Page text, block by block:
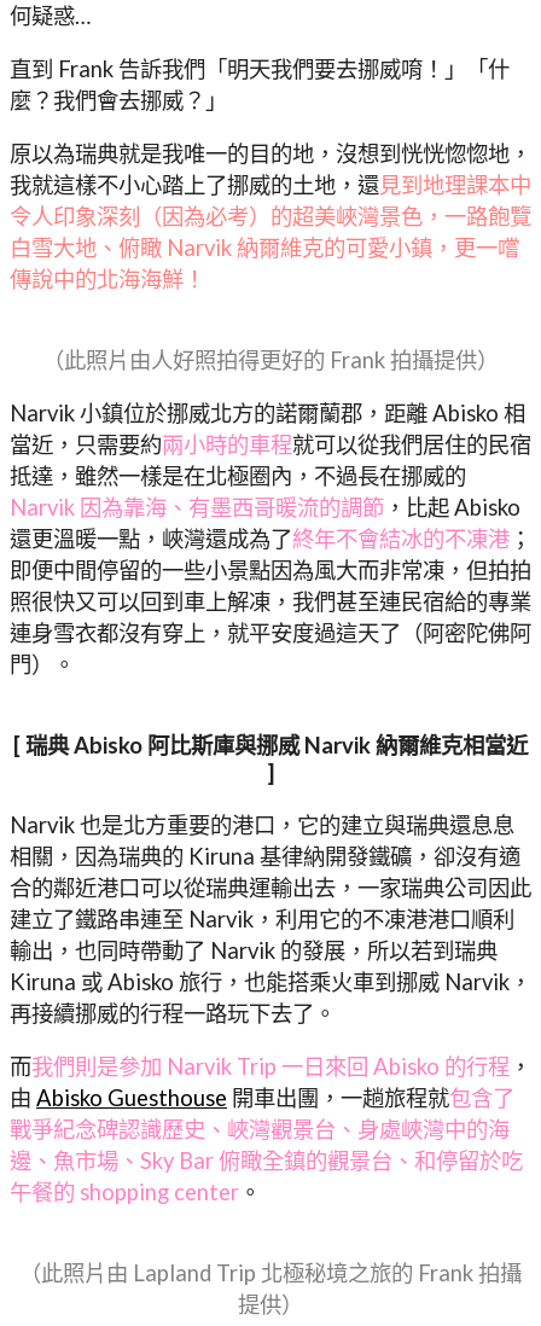
何疑惑…
直到 Frank 告訴我們「明天我們要去挪威唷！」「什
麼？我們會去挪威？」
原以為瑞典就是我唯一的目的地，沒想到恍恍惚惚地，
我就這樣不小心踏上了挪威的土地，還見到地理課本中
令人印象深刻（因為必考）的超美峽灣景色，一路飽覽
白雪大地、俯瞰 Narvik 納爾維克的可愛小鎮，更一嚐
傳說中的北海海鮮！
（此照片由人好照拍得更好的 Frank 拍攝提供）
Narvik 小鎮位於挪威北方的諾爾蘭郡，距離 Abisko 相
當近，只需要約兩小時的車程就可以從我們居住的民宿
抵達，雖然一樣是在北極圈內，不過長在挪威的
Narvik 因為靠海、有墨西哥暖流的調節 ，比起 Abisko
還更溫暖一點，峽灣還成為了終年不會結冰的不凍港 ；
即便中間停留的一些小景點因為風大而非常凍，但拍拍
照很快又可以回到車上解凍，我們甚至連民宿給的專業
連身雪衣都沒有穿上，就平安度過這天了（阿密陀佛阿
門）。
[ 瑞典 Abisko 阿比斯庫與挪威 Narvik 納爾維克相當近
]
Narvik 也是北方重要的港口，它的建立與瑞典還息息
相關，因為瑞典的 Kiruna 基律納開發鐵礦，卻沒有適
合的鄰近港口可以從瑞典運輸出去，一家瑞典公司因此
建立了鐵路串連至 Narvik，利用它的不凍港港口順利
輸出，也同時帶動了 Narvik 的發展，所以若到瑞典
Kiruna 或 Abisko 旅行，也能搭乘火車到挪威 Narvik，
再接續挪威的行程一路玩下去了。
而我們則是參加 Narvik Trip 一日來回 Abisko 的行程 ，
由 Abisko Guesthouse 開車出團，一趟旅程就包含了
戰爭紀念碑認識歷史、峽灣觀景台、身處峽灣中的海
邊、魚市場、Sky Bar 俯瞰全鎮的觀景台、和停留於吃
午餐的 shopping center 。
（此照片由 Lapland Trip 北極秘境之旅的 Frank 拍攝
提供）